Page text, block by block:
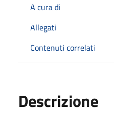
A cura di
Allegati
Contenuti correlati
Descrizione